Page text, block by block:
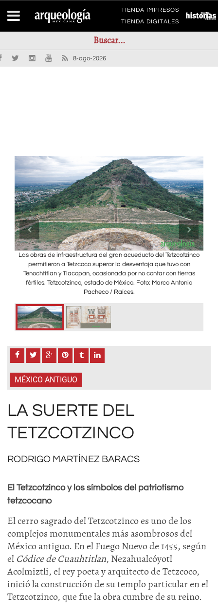
TIENDA IMPRESOS
TIENDA DIGITALES
8-ago-2026
Las obras de infraestructura del gran acueducto del Tetzcotzinco
permitieron a Tetzcoco superar la desventaja que tuvo con
Tenochtitlan y Tlacopan, ocasionada por no contar con tierras
fértiles. Tetzcotzinco, estado de México. Foto: Marco Antonio
Pacheco / Raíces.
MÉXICO ANTIGUO
LA SUERTE DEL
TETZCOTZINCO
RODRIGO MARTÍNEZ BARACS
El Tetzcotzinco y los símbolos del patriotismo
tetzcocano
El cerro sagrado del Tetzcotzinco es uno de los
complejos monumentales más asombrosos del
México antiguo. En el Fuego Nuevo de 1455, según
el Códice de Cuauhtitlan, Nezahualcóyotl
Acolmiztli, el rey poeta y arquitecto de Tetzcoco,
inició la construcción de su templo particular en el
Tetzcotzinco, que fue la obra cumbre de su reino.